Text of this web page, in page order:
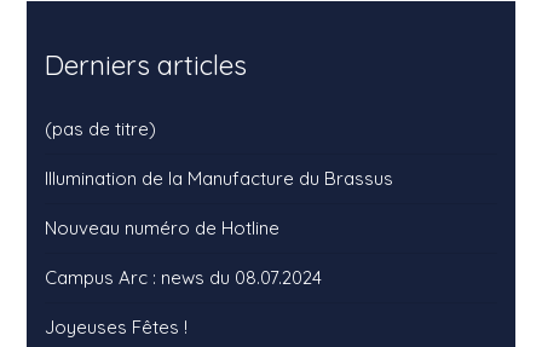
Derniers articles
(pas de titre)
Illumination de la Manufacture du Brassus
Nouveau numéro de Hotline
Campus Arc : news du 08.07.2024
Joyeuses Fêtes !